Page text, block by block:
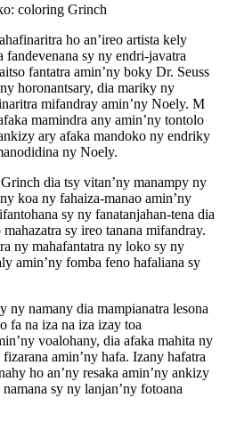
coloring Grinch
ho an’ireo artista kely
fandevenana sy ny endri-javatra
fantatra amin’ny boky Dr. Seuss
horonantsary, dia mariky ny
mifandray amin’ny Noely. M
mamindra any amin’ny tontolo
ary afaka mandoko ny endriky
ny Noely.
dia tsy vitan’ny manampy ny
koa ny fahaiza-manao amin’ny
sy ny fanatanjahan-tena dia
sy ireo tanana mifandray.
ny mahafantatra ny loko sy ny
amin’ny fomba feno hafaliana sy
ny namany dia mampianatra lesona
fa na iza na iza izay toa
voalohany, dia afaka mahita ny
amin’ny hafa. Izany hafatra
ho an’ny resaka amin’ny ankizy
sy ny lanjan’ny fotoana